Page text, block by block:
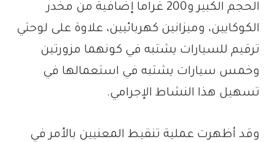
الحجم الكبير و200 غراما إضافية من مخدر
الكوكايين، وميزانين كهربائيين، علاوة على لوحتي
ترقيم للسيارات يشتبه في كونهما مزورتين
وخمس سيارات يشتبه في استعمالها في
تسهيل هذا النشاط الإجرامي.
وقد أظهرت عملية تنقيط المعنيين بالأمر في